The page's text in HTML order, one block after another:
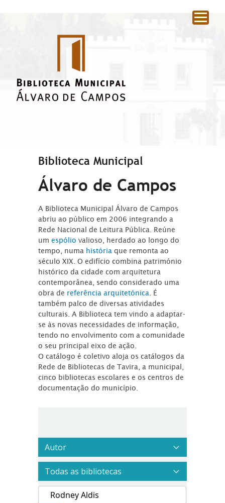
Biblioteca Municipal
Álvaro de Campos
A Biblioteca Municipal Álvaro de Campos
abriu ao público em 2006 integrando a
Rede Nacional de Leitura Pública. Reúne
umespóliovalioso, herdado ao longo do
tempo, numa história que remonta ao
século XIX. O edifício combina património
histórico da cidade com arquitetura
contemporânea, sendo considerado uma
obra de referência arquitetónica . É
também palco de diversas atividades
culturais. A Biblioteca tem vindo a adaptar-
se às novas necessidades de informação,
tendo no envolvimento com a comunidade
o seu principal eixo de ação.
O catálogo é coletivo aloja os catálogos da
Rede de Bibliotecas de Tavira, a municipal,
cinco bibliotecas escolares e os centros de
documentação do município.